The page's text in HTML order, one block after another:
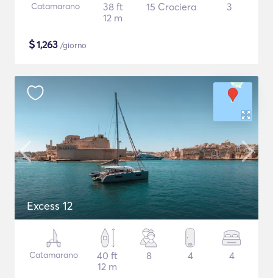
Catamarano
38 ft
12 m
15 Crociera 3
$1,263 /giorno
Excess 12
Catamarano
40 ft
12 m
8 4 4